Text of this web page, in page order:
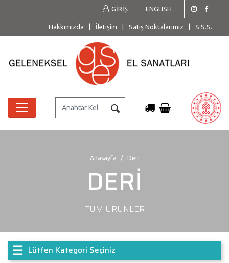
ENGLISH
GİRİŞ
Hakkımızda İletişim Satış Noktalarımız S.S.S.
Anasayfa Deri
DERİ
TÜM ÜRÜNLER
☰ Lütfen Kategori Seçiniz